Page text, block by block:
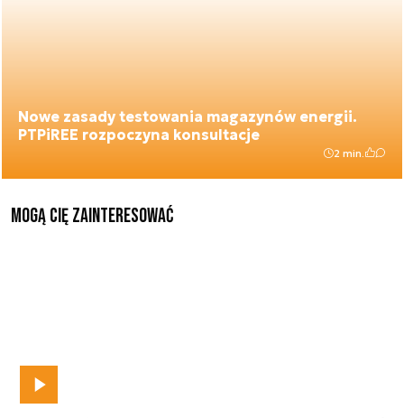
Nowe zasady testowania magazynów energii.
PTPiREE rozpoczyna konsultacje
2 min.
Mogą Cię zainteresować